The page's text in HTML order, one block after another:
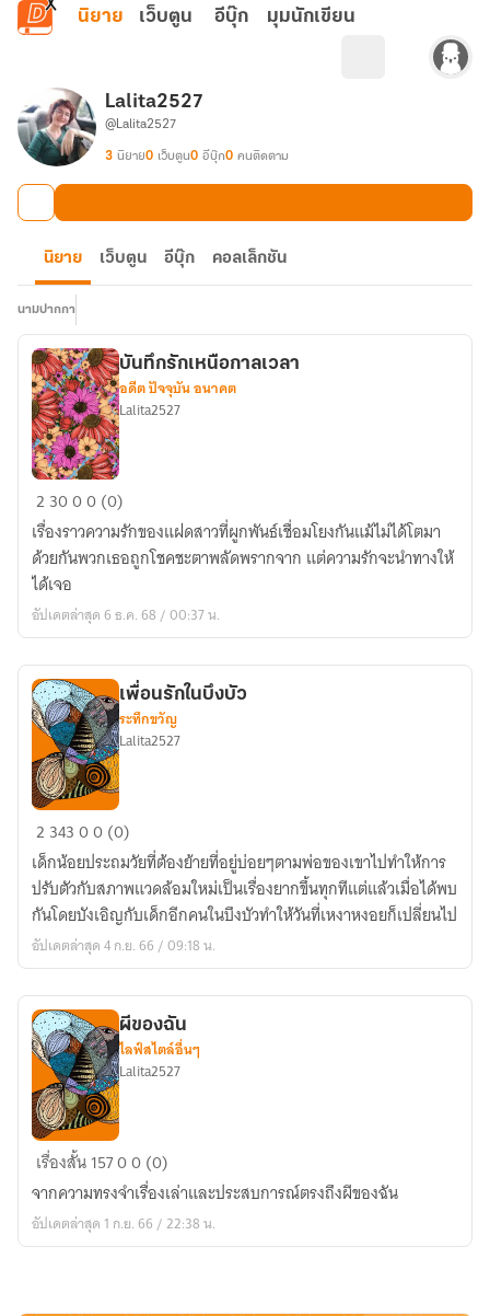
ข้ามไปยังเนื้อหาหลัก
นิยาย เว็บตูน อีบุ๊ก มุมนักเขียน
Lalita2527
@Lalita2527
3 นิยาย0 เว็บตูน0 อีบุ๊ก0 คนติดตาม
นิยาย เว็บตูน อีบุ๊ก คอลเล็กชัน
นามปากกา
บันทึก
รัก
เหนือ
กาล
เวลา
บันทึกรักเหนือกาลเวลา
อดีต ปัจจุบัน อนาคต
Lalita2527
2 3000 (0)
เรื่องราวความรักของแฝดสาวที่ผูกพันธ์เชื่อมโยงกันแม้ไม่ได้โตมา
ด้วยกันพวกเธอถูกโชคชะตาพลัดพรากจาก แต่ความรักจะนำทางให้
ได้เจอ
อัปเดตล่าสุด 6 ธ.ค. 68 / 00:37 น.
เพื่อน
รัก
ใน
บึง
บัว
เพื่อนรักในบึงบัว
ระทึกขวัญ
Lalita2527
2 34300 (0)
เด็กน้อยประถมวัยที่ต้องย้ายที่อยู่บ่อยๆตามพ่อของเขาไปทำให้การ
ปรับตัวกับสภาพแวดล้อมใหม่เป็นเรื่องยากขึ้นทุกทีแต่แล้วเมื่อได้พบ
กันโดยบังเอิญกับเด็กอีกคนในบึงบัวทำให้วันที่เหงาหงอยก็เปลี่ยนไป
อัปเดตล่าสุด 4 ก.ย. 66 / 09:18 น.
ผี
ฉัน
ผีของฉัน
ไลฟ์สไตล์อื่นๆ
Lalita2527
เรื่องสั้น15700 (0)
จากความทรงจำเรื่องเล่าและประสบการณ์ตรงถึงผีของฉัน
อัปเดตล่าสุด 1 ก.ย. 66 / 22:38 น.